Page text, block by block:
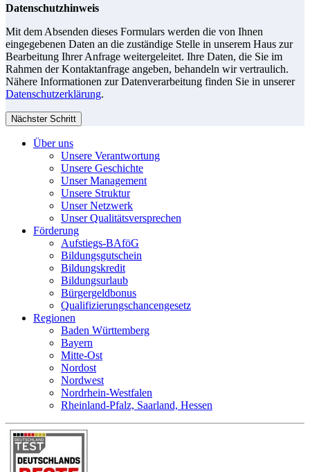
Datenschutzhinweis
Mit dem Absenden dieses Formulars werden die von Ihnen
eingegebenen Daten an die zuständige Stelle in unserem Haus zur
Bearbeitung Ihrer Anfrage weitergeleitet. Ihre Daten, die Sie im
Rahmen der Kontaktanfrage angeben, behandeln wir vertraulich.
Nähere Informationen zur Datenverarbeitung finden Sie in unserer
Datenschutzerklärung.
Nächster Schritt
Über uns
Unsere Verantwortung
Unsere Geschichte
Unser Management
Unsere Struktur
Unser Netzwerk
Unser Qualitätsversprechen
Förderung
Aufstiegs-BAföG
Bildungsgutschein
Bildungskredit
Bildungsurlaub
Bürgergeldbonus
Qualifizierungschancengesetz
Regionen
Baden Württemberg
Bayern
Mitte-Ost
Nordost
Nordwest
Nordrhein-Westfalen
Rheinland-Pfalz, Saarland, Hessen